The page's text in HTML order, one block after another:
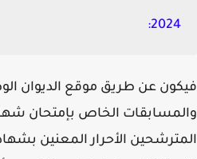
2024:
عن طريق موقع الديوان
الخاص بإمتحان شهادة
الأحرار المعنين بشهادة